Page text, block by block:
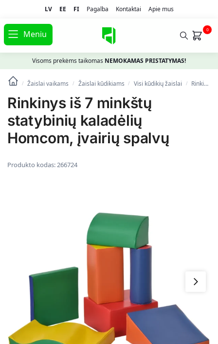
LV EE FI Pagalba Kontaktai Apie mus
Meniu 0
Visoms prekėms taikomas NEMOKAMAS PRISTATYMAS!
/ Žaislai vaikams / Žaislai kūdikiams / Visi kūdikių žaislai / Rinkinys iš 7 minkštų statybinių kaladėlių Homcom, įvairių spalvų
Rinkinys iš 7 minkštų
statybinių kaladėlių
Homcom, įvairių spalvų
Produkto kodas:266724